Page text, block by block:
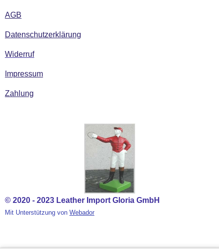
AGB
Datenschutzerklärung
Widerruf
Impressum
Zahlung
© 2020 - 2023 Leather Import Gloria GmbH
Mit Unterstützung von Webador